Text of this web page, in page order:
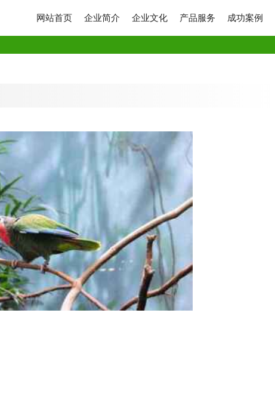
网站首页 企业简介 企业文化 产品服务 成功案例